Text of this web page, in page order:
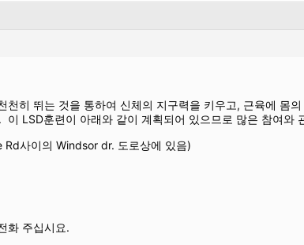
히 뛰는 것을 통하여 신체의 지구력을 키우고, 근육에 몸
LSD훈련이 아래와 같이 계획되어 있으므로 많은 참여와
사이의 Windsor dr. 도로상에 있음)
화 주십시요.